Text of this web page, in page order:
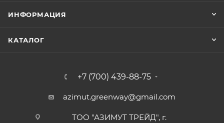
ИНФОРМАЦИЯ
КАТАЛОГ
+7 (700) 439-88-75
azimut.greenway@gmail.com
ТОО "АЗИМУТ ТРЕЙД", г.